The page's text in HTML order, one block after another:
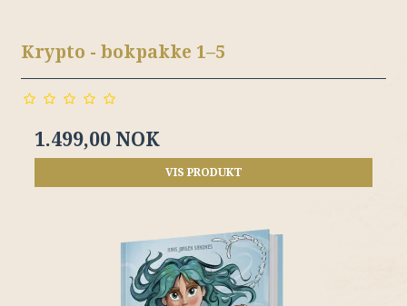
Krypto - bokpakke 1–5
1.499,00 NOK
VIS PRODUKT